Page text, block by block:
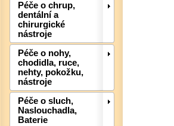
Péče o chrup,
dentální a
chirurgické
nástroje
Péče o nohy,
chodidla, ruce,
nehty, pokožku,
nástroje
Péče o sluch,
Naslouchadla,
Baterie